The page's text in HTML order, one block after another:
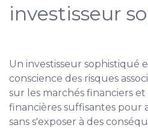
investisseur
Un investisseur sophistiqué
conscience des risques
sur les marchés financiers
financières suffisantes pour
sans s'exposer à des